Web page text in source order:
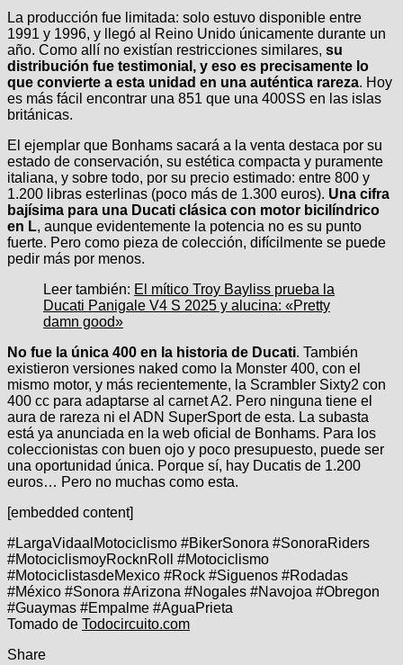
La producción fue limitada: solo estuvo disponible entre
1991 y 1996, y llegó al Reino Unido únicamente durante un
año. Como allí no existían restricciones similares, su
distribución fue testimonial, y eso es precisamente lo
que convierte a esta unidad en una auténtica rareza. Hoy
es más fácil encontrar una 851 que una 400SS en las islas
británicas.
El ejemplar que Bonhams sacará a la venta destaca por su
estado de conservación, su estética compacta y puramente
italiana, y sobre todo, por su precio estimado: entre 800 y
1.200 libras esterlinas (poco más de 1.300 euros). Una cifra
bajísima para una Ducati clásica con motor bicilíndrico
en L, aunque evidentemente la potencia no es su punto
fuerte. Pero como pieza de colección, difícilmente se puede
pedir más por menos.
Leer también: El mítico Troy Bayliss prueba la
Ducati Panigale V4 S 2025 y alucina: «Pretty
damn good»
No fue la única 400 en la historia de Ducati. También
existieron versiones naked como la Monster 400, con el
mismo motor, y más recientemente, la Scrambler Sixty2 con
400 cc para adaptarse al carnet A2. Pero ninguna tiene el
aura de rareza ni el ADN SuperSport de esta. La subasta
está ya anunciada en la web oficial de Bonhams. Para los
coleccionistas con buen ojo y poco presupuesto, puede ser
una oportunidad única. Porque sí, hay Ducatis de 1.200
euros… Pero no muchas como esta.
[embedded content]
#LargaVidaalMotociclismo #BikerSonora #SonoraRiders
#MotociclismoyRocknRoll #Motociclismo
#MotociclistasdeMexico #Rock #Siguenos #Rodadas
#México #Sonora #Arizona #Nogales #Navojoa #Obregon
#Guaymas #Empalme #AguaPrieta
Tomado de Todocircuito.com
Share